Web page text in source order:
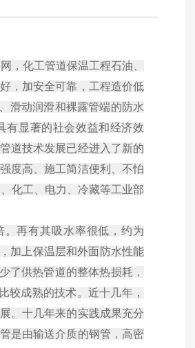
，化工管道保温工程石油、
，加安全可靠，工程造价低
滑动润滑和裸露管端的防水
有显著的社会效益和经济效
道技术发展已经进入了新的
度高、施工简洁便利、不怕
化工、电力、冷藏等工业部
再有其吸水率很低，约为
加上保温层和外面防水性能
了供热管道的整体热损耗，
较成熟的技术。近十几年，
。十几年来的实践成果充分
是由输送介质的钢管，高密